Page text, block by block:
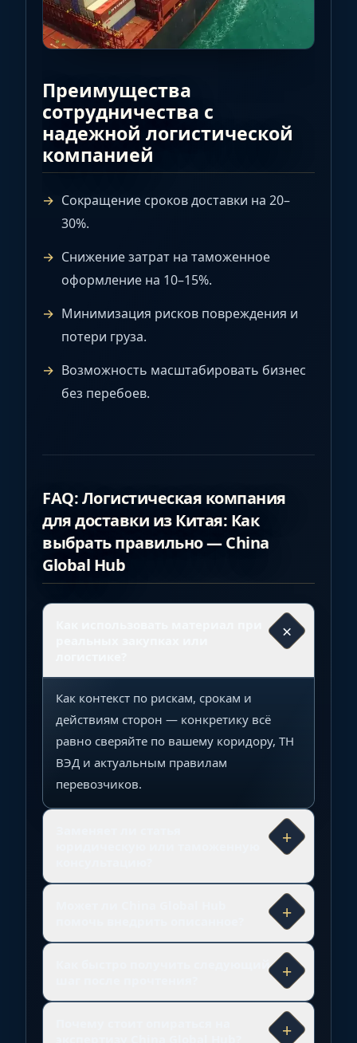
Преимущества
сотрудничества с
надежной логистической
компанией
Сокращение сроков доставки на 20–
30%.
Снижение затрат на таможенное
оформление на 10–15%.
Минимизация рисков повреждения и
потери груза.
Возможность масштабировать бизнес
без перебоев.
FAQ: Логистическая компания
для доставки из Китая: Как
выбрать правильно — China
Global Hub
×
Как контекст по рискам, срокам и
действиям сторон — конкретику всё
равно сверяйте по вашему коридору, ТН
ВЭД и актуальным правилам
перевозчиков.
+
+
Как быстро получить следующий
+
+